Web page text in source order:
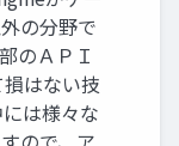
の分野で
のＡＰＩ
はない技
は様々な